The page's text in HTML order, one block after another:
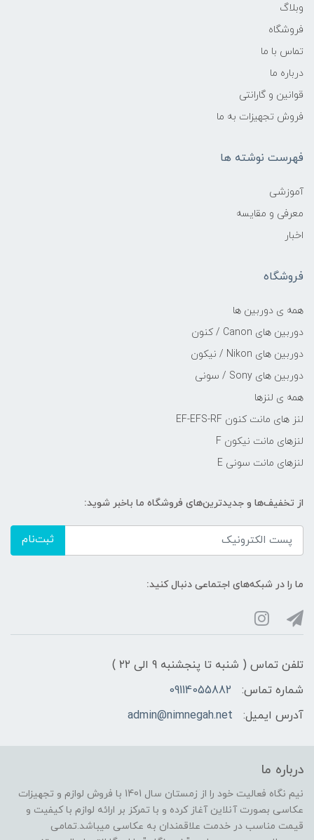
وبلاگ
فروشگاه
تماس با ما
درباره ما
قوانین و گارانتی
فروش تجهیزات به ما
فهرست نوشته ها
آموزشی
معرفی و مقایسه
اخبار
فروشگاه
همه ی دوربین ها
دوربین های Canon / کنون
دوربین های Nikon / نیکون
دوربین های Sony / سونی
همه ی لنزها
لنز های مانت کنون EF-EFS-RF
لنزهای مانت نیکون F
لنزهای مانت سونی E
از تخفیف‌ها و جدیدترین‌های فروشگاه ما باخبر شوید:
ثبت‌نام
ما را در شبکه‌های اجتماعی دنبال کنید:
تلفن تماس ( شنبه تا پنجشنبه 9 الی ۲۲ )
شماره تماس:
09114055882
آدرس ایمیل:
admin@nimnegah.net
درباره ما
نیم نگاه فعالیت خود را از زمستان سال 1401 با فروش لوازم و تجهیزات
عکاسی بصورت آنلاین آغاز کرده و با تمرکز بر ارائه لوازم با کیفیت و
قیمت مناسب در خدمت علاقمندان به عکاسی میباشد.تمامی